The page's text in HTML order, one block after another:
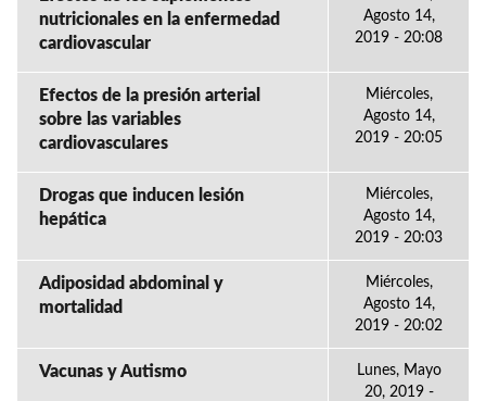
nutricionales en la enfermedad
cardiovascular
Agosto 14,
2019 - 20:08
Efectos de la presión arterial
sobre las variables
cardiovasculares
Miércoles,
Agosto 14,
2019 - 20:05
Drogas que inducen lesión
hepática
Miércoles,
Agosto 14,
2019 - 20:03
Adiposidad abdominal y
mortalidad
Miércoles,
Agosto 14,
2019 - 20:02
Vacunas y Autismo
Lunes, Mayo
20, 2019 -